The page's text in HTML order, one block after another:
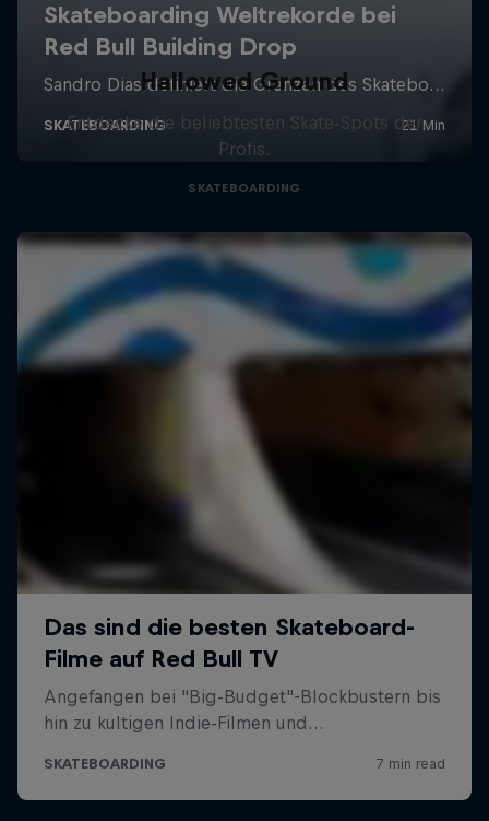
Hallowed Ground
Entdecke die beliebtesten Skate-Spots der
Profis.
SKATEBOARDING